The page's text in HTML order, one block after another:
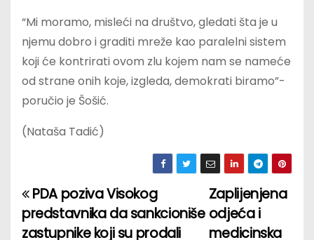
“Mi moramo, misleći na društvo, gledati šta je u
njemu dobro i graditi mreže kao paralelni sistem
koji će kontrirati ovom zlu kojem nam se nameće
od strane onih koje, izgleda, demokrati biramo”-
poručio je Šošić.
(Nataša Tadić)
P
o
Zaplijenjena
odjeća i
medicinska
PDA poziva Visokog
predstavnika da sankcioniše
zastupnike koji su prodali